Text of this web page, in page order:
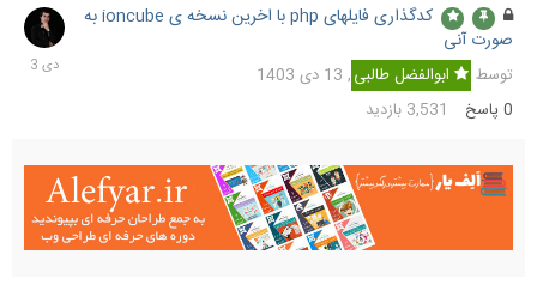
کدگذاری فایلهای php با اخرین نسخه ی ioncube به
صورت آنی
توسط ابوالفضل طالبی,13 دی 1403
پاسخ 3,531 بازدید
13
دی